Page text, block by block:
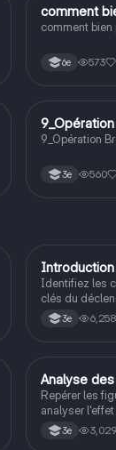
CMéthodo
comment
comment bien
6e 573
Grand oral
9_Opération
3e 560
IHistoire
Identifiez les
clés du
Pacifique.
3e 6,258
AFrançais
Analyse
Repérer les
analyser
3e 3,029